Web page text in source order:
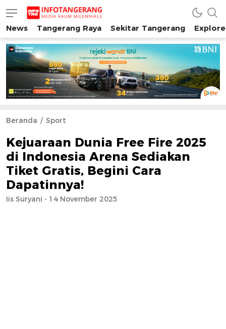
INFO TANGERANG
Media Kaum Millenials Tangerang Raya
News Tangerang Raya Sekitar Tangerang
Beranda Sport
Kejuaraan Dunia Free Fire 2025
di Indonesia Arena Sediakan
Tiket Gratis, Begini Cara
Dapatinnya!
Iis Suryani - 14 November 2025